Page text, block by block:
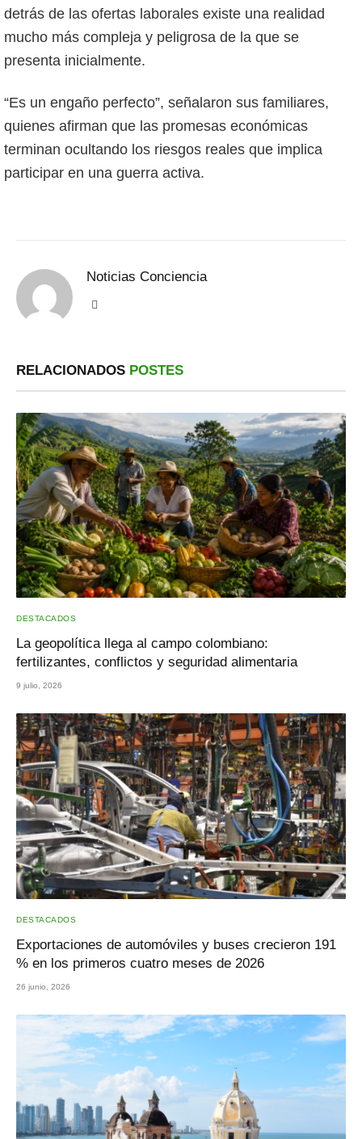
detrás de las ofertas laborales existe una realidad
mucho más compleja y peligrosa de la que se
presenta inicialmente.
“Es un engaño perfecto”, señalaron sus familiares,
quienes afirman que las promesas económicas
terminan ocultando los riesgos reales que implica
participar en una guerra activa.
Noticias Conciencia
RELACIONADOS POSTES
DESTACADOS
La geopolítica llega al campo colombiano:
fertilizantes, conflictos y seguridad alimentaria
9 julio, 2026
DESTACADOS
Exportaciones de automóviles y buses crecieron 191
% en los primeros cuatro meses de 2026
26 junio, 2026